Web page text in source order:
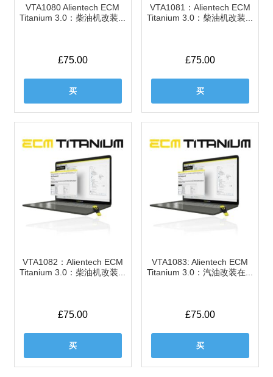
VTA1080 Alientech ECM
Titanium 3.0：柴油机改装...
£75.00
买
VTA1081：Alientech ECM
Titanium 3.0：柴油机改装...
£75.00
买
VTA1082：Alientech ECM
Titanium 3.0：柴油机改装...
£75.00
买
VTA1083: Alientech ECM
Titanium 3.0：汽油改装在...
£75.00
买